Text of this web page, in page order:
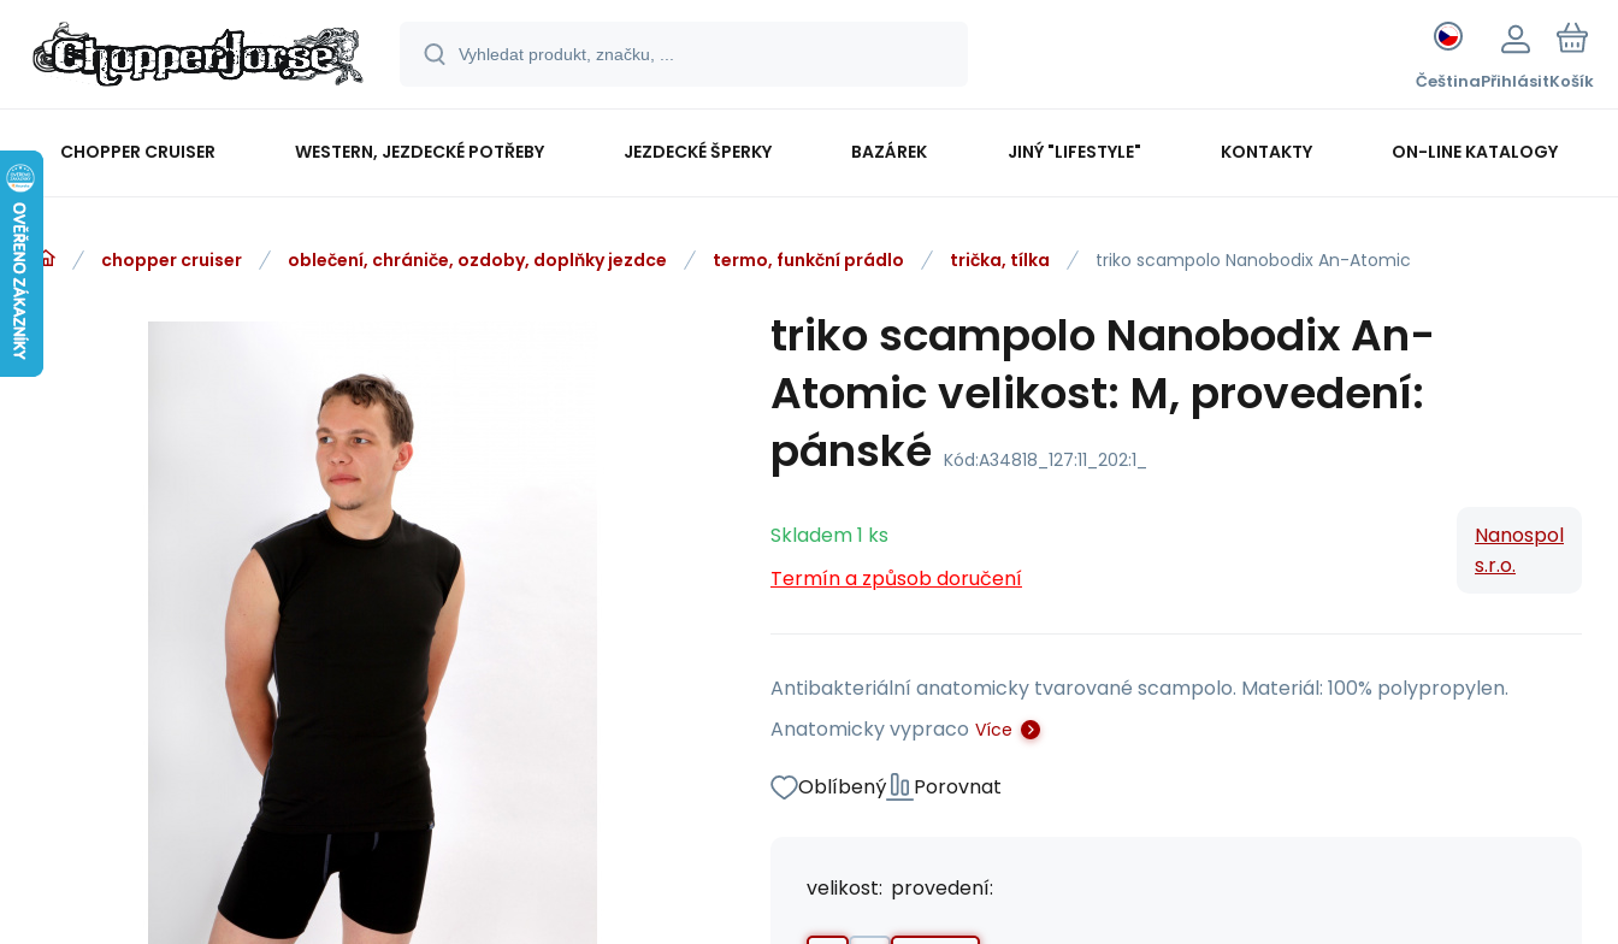
ČeštinaPřihlásitKošík
CHOPPER CRUISER WESTERN, JEZDECKÉ POTŘEBY JEZDECKÉ ŠPERKY BAZÁREK JINÝ "LIFESTYLE" KONTAKTY ON-LINE KATALOGY
chopper cruiser oblečení, chrániče, ozdoby, doplňky jezdce termo, funkční prádlo trička, tílka triko scampolo Nanobodix An-Atomic
triko scampolo Nanobodix An-
Atomic velikost: M, provedení:
pánské Kód:A34818_127:11_202:1_
Skladem1 ks
Termín a způsob doručení
Nanospol
s.r.o.
Antibakteriální anatomicky tvarované scampolo. Materiál: 100% polypropylen.
Anatomicky vypraco Více
Oblíbený Porovnat
velikost: provedení: